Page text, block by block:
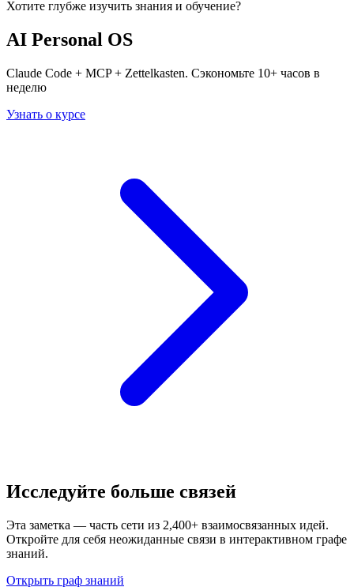
Хотите глубже изучить знания и обучение?
AI Personal OS
Claude Code + MCP + Zettelkasten. Сэкономьте 10+ часов в
неделю
Узнать о курсе
Исследуйте больше связей
Эта заметка — часть сети из 2,400+ взаимосвязанных идей.
Откройте для себя неожиданные связи в интерактивном графе
знаний.
Открыть граф знаний